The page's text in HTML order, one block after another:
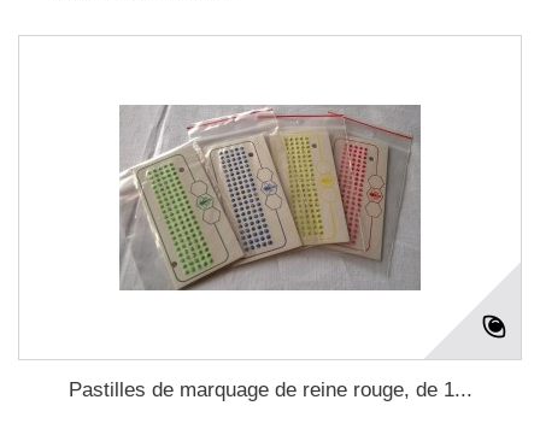
Pastilles de marquage de reine rouge, de 1...